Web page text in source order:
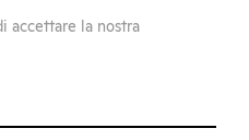
accettare la nostra